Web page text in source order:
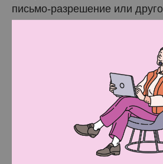
письмо-разрешение или
по смыслу документ от
Выберите схему
Перед тем как начинать
нужно решить, как ваши
заказы. Маркетплейсы